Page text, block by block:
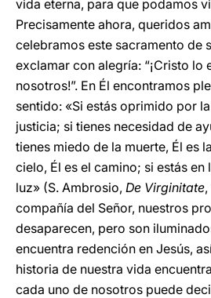
vida eterna, para que podamos
Precisamente ahora, queridos
celebramos este sacramento de
exclamar con alegría: “¡Cristo lo
nosotros!”. En Él encontramos
sentido: «Si estás oprimido por
justicia; si tienes necesidad de
tienes miedo de la muerte, Él es
cielo, Él es el camino; si estás en
luz» (S. Ambrosio, De Virginitate
compañía del Señor, nuestros
desaparecen, pero son
encuentra redención en Jesús,
historia de nuestra vida
cada uno de nosotros puede